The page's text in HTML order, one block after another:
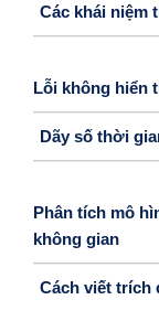
Các khái niệm
Lỗi không hiển
Dãy số thời
Phân tích mô
không gian
Cách viết trích